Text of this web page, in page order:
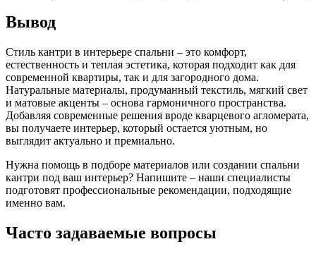
Вывод
Стиль кантри в интерьере спальни – это комфорт,
естественность и теплая эстетика, которая подходит как для
современной квартиры, так и для загородного дома.
Натуральные материалы, продуманный текстиль, мягкий свет
и матовые акценты – основа гармоничного пространства.
Добавляя современные решения вроде кварцевого агломерата,
вы получаете интерьер, который остается уютным, но
выглядит актуально и премиально.
Нужна помощь в подборе материалов или создании спальни
кантри под ваш интерьер? Напишите – наши специалисты
подготовят профессиональные рекомендации, подходящие
именно вам.
Часто задаваемые вопросы